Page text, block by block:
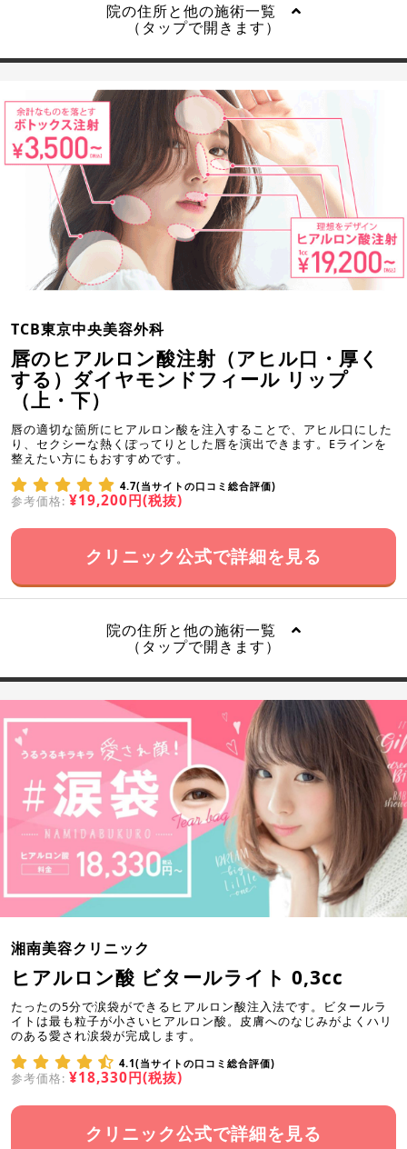
院の住所と他の施術一覧
（タップで開きます）
TCB東京中央美容外科
唇のヒアルロン酸注射（アヒル口・厚く
する）ダイヤモンドフィール リップ
（上・下）
唇の適切な箇所にヒアルロン酸を注入することで、アヒル口にした
り、セクシーな熱くぽってりとした唇を演出できます。Eラインを
整えたい方にもおすすめです。
4.7(当サイトの口コミ総合評価)
参考価格: ¥19,200円(税抜)
クリニック公式で詳細を見る
院の住所と他の施術一覧
（タップで開きます）
湘南美容クリニック
ヒアルロン酸 ビタールライト 0,3cc
たったの5分で涙袋ができるヒアルロン酸注入法です。ビタールラ
イトは最も粒子が小さいヒアルロン酸。皮膚へのなじみがよくハリ
のある愛され涙袋が完成します。
4.1(当サイトの口コミ総合評価)
参考価格: ¥18,330円(税抜)
クリニック公式で詳細を見る